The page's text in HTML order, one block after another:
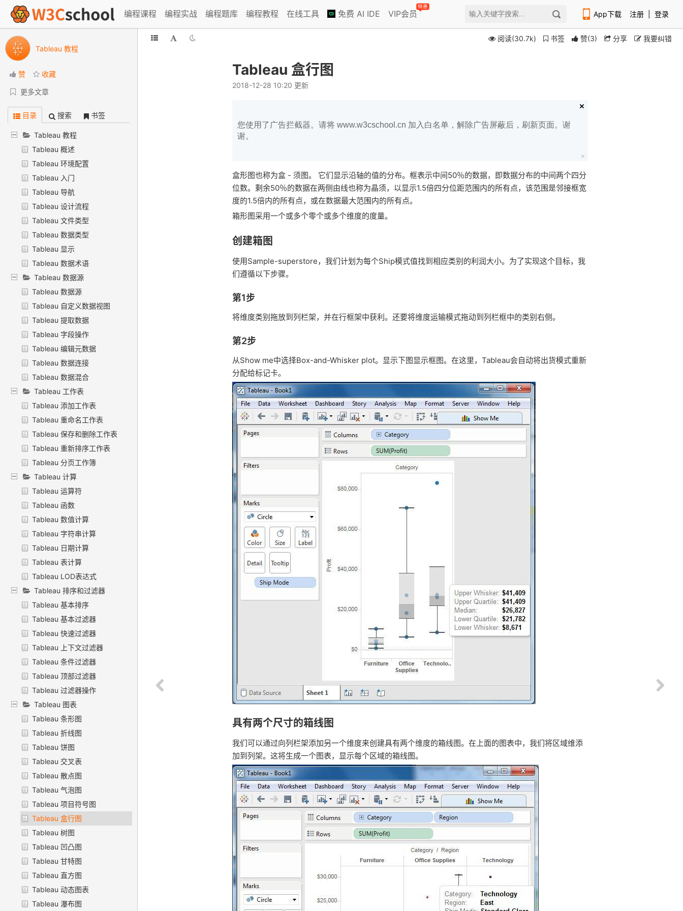
编程课程 编程实战 编程题库 编程教程 在线工具 免费 AI IDE VIP会员
特惠
App下载 注册 登录
Tableau 教程
赞 收藏
更多文章
目录 搜索 书签
Tableau 教程
Tableau 概述
Tableau 环境配置
Tableau 入门
Tableau 导航
Tableau 设计流程
Tableau 文件类型
Tableau 数据类型
Tableau 显示
Tableau 数据术语
Tableau 数据源
Tableau 数据源
Tableau 自定义数据视图
Tableau 提取数据
Tableau 字段操作
Tableau 编辑元数据
Tableau 数据连接
Tableau 数据混合
Tableau 工作表
Tableau 添加工作表
Tableau 重命名工作表
Tableau 保存和删除工作表
Tableau 重新排序工作表
Tableau 分页工作簿
Tableau 计算
Tableau 运算符
Tableau 函数
Tableau 数值计算
Tableau 字符串计算
Tableau 日期计算
Tableau 表计算
Tableau LOD表达式
Tableau 排序和过滤器
Tableau 基本排序
Tableau 基本过滤器
Tableau 快速过滤器
Tableau 上下文过滤器
Tableau 条件过滤器
Tableau 顶部过滤器
Tableau 过滤器操作
Tableau 图表
Tableau 条形图
Tableau 折线图
Tableau 饼图
Tableau 交叉表
Tableau 散点图
Tableau 气泡图
Tableau 项目符号图
Tableau 盒行图
Tableau 树图
Tableau 凹凸图
Tableau 甘特图
Tableau 直方图
Tableau 动态图表
Tableau 瀑布图
阅读(30.7k) 书签 赞(3) 分享 我要纠错
Tableau 盒行图
2018-12-28 10:20 更新
您使用了广告拦截器。请将 www.w3cschool.cn 加入白名单，解除广告屏蔽后，刷新页面。谢
谢。
盒形图也称为盒 - 须图。 它们显示沿轴的值的分布。 框表示中间50％的数据，即数据分布的中间两个四分
位数。 剩余50％的数据在两侧由线也称为晶须， 以显示1.5倍四分位距范围内的所有点，该范围是邻接框宽
度的1.5倍内的所有点， 或在数据最大范围内的所有点。
箱形图采用一个或多个零个或多个维度的度量。
创建箱图
使用Sample-superstore，我们计划为每个Ship模式值找到相应类别的利润大小。 为了实现这个目标，我
们遵循以下步骤。
第1步
将维度类别拖放到列栏架，并在行框架中获利。 还要将维度运输模式拖动到列栏框中的类别右侧。
第2步
从Show me中选择Box-and-Whisker plot。 显示下图显示框图。 在这里，Tableau会自动将出货模式重新
分配给标记卡。
具有两个尺寸的箱线图
我们可以通过向列栏架添加另一个维度来创建具有两个维度的箱线图。 在上面的图表中，我们将区域维添
加到列架。 这将生成一个图表，显示每个区域的箱线图。